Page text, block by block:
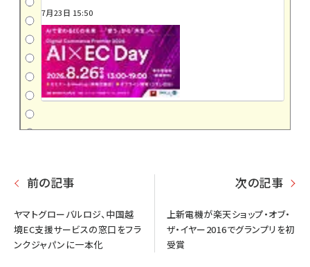
7月23日 15:50
前の記事
ヤマトグローバルロジ、中国越
境EC支援サービスの窓口をフラ
ンクジャパンに一本化
次の記事
上新電機が楽天ショップ・オブ・
ザ・イヤー2016でグランプリを初
受賞